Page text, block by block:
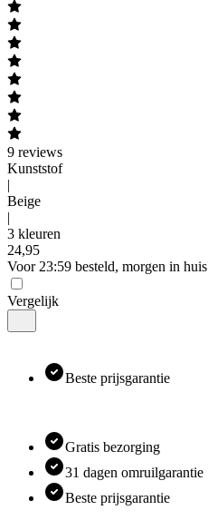
9 reviews
Kunststof
|
Beige
|
3 kleuren
24,95
Voor 23:59 besteld, morgen in huis
Vergelijk
Beste prijsgarantie
Gratis bezorging
31 dagen omruilgarantie
Beste prijsgarantie